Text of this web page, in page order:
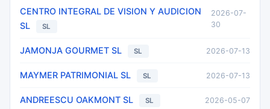
CENTRO INTEGRAL DE VISION Y AUDICION
SL
SL
2026-07-
30
JAMONJA GOURMET SL SL 2026-07-13
MAYMER PATRIMONIAL SL SL 2026-07-13
ANDREESCU OAKMONT SL SL 2026-05-07